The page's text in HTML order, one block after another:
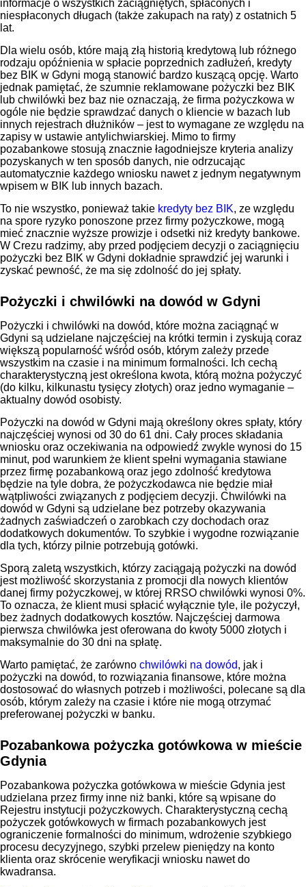
informacje o wszystkich zaciągniętych, spłaconych i
niespłaconych długach (także zakupach na raty) z ostatnich 5
lat.
Dla wielu osób, które mają złą historią kredytową lub różnego
rodzaju opóźnienia w spłacie poprzednich zadłużeń, kredyty
bez BIK w Gdyni mogą stanowić bardzo kuszącą opcję. Warto
jednak pamiętać, że szumnie reklamowane pożyczki bez BIK
lub chwilówki bez baz nie oznaczają, że firma pożyczkowa w
ogóle nie będzie sprawdzać danych o kliencie w bazach lub
innych rejestrach dłużników – jest to wymagane ze względu na
zapisy w ustawie antylichwiarskiej. Mimo to firmy
pozabankowe stosują znacznie łagodniejsze kryteria analizy
pozyskanych w ten sposób danych, nie odrzucając
automatycznie każdego wniosku nawet z jednym negatywnym
wpisem w BIK lub innych bazach.
To nie wszystko, ponieważ takie kredyty bez BIK, ze względu
na spore ryzyko ponoszone przez firmy pożyczkowe, mogą
mieć znacznie wyższe prowizje i odsetki niż kredyty bankowe.
W Crezu radzimy, aby przed podjęciem decyzji o zaciągnięciu
pożyczki bez BIK w Gdyni dokładnie sprawdzić jej warunki i
zyskać pewność, że ma się zdolność do jej spłaty.
Pożyczki i chwilówki na dowód w Gdyni
Pożyczki i chwilówki na dowód, które można zaciągnąć w
Gdyni są udzielane najczęściej na krótki termin i zyskują coraz
większą popularność wśród osób, którym zależy przede
wszystkim na czasie i na minimum formalności. Ich cechą
charakterystyczną jest określona kwota, którą można pożyczyć
(do kilku, kilkunastu tysięcy złotych) oraz jedno wymaganie –
aktualny dowód osobisty.
Pożyczki na dowód w Gdyni mają określony okres spłaty, który
najczęściej wynosi od 30 do 61 dni. Cały proces składania
wniosku oraz oczekiwania na odpowiedź zwykle wynosi do 15
minut, pod warunkiem że klient spełni wymagania stawiane
przez firmę pozabankową oraz jego zdolność kredytowa
będzie na tyle dobra, że pożyczkodawca nie będzie miał
wątpliwości związanych z podjęciem decyzji. Chwilówki na
dowód w Gdyni są udzielane bez potrzeby okazywania
żadnych zaświadczeń o zarobkach czy dochodach oraz
dodatkowych dokumentów. To szybkie i wygodne rozwiązanie
dla tych, którzy pilnie potrzebują gotówki.
Sporą zaletą wszystkich, którzy zaciągają pożyczki na dowód
jest możliwość skorzystania z promocji dla nowych klientów
danej firmy pożyczkowej, w której RRSO chwilówki wynosi 0%.
To oznacza, że klient musi spłacić wyłącznie tyle, ile pożyczył,
bez żadnych dodatkowych kosztów. Najczęściej darmowa
pierwsza chwilówka jest oferowana do kwoty 5000 złotych i
maksymalnie do 30 dni na spłatę.
Warto pamiętać, że zarówno chwilówki na dowód, jak i
pożyczki na dowód, to rozwiązania finansowe, które można
dostosować do własnych potrzeb i możliwości, polecane są dla
osób, którym zależy na czasie i które nie mogą otrzymać
preferowanej pożyczki w banku.
Pozabankowa pożyczka gotówkowa w mieście
Gdynia
Pozabankowa pożyczka gotówkowa w mieście Gdynia jest
udzielana przez firmy inne niż banki, które są wpisane do
Rejestru instytucji pożyczkowych. Charakterystyczną cechą
pożyczek gotówkowych w firmach pozabankowych jest
ograniczenie formalności do minimum, wdrożenie szybkiego
procesu decyzyjnego, szybki przelew pieniędzy na konto
klienta oraz skrócenie weryfikacji wniosku nawet do
kwadransa.